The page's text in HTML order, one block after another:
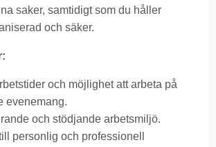
saker, samtidigt som du håller
och säker.
och möjlighet att arbeta på
evenemang.
och stödjande arbetsmiljö.
personlig och professionell